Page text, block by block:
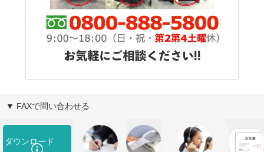
▼ FAXで問い合わせる
ダウンロード